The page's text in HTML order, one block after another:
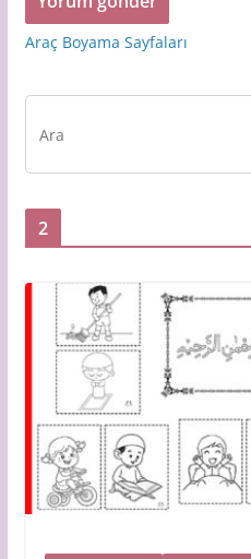
Araç Boyama Sayfaları
2